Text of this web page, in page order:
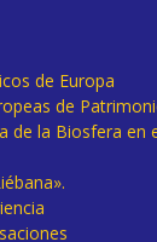
de Europa
de
de la Biosfera en